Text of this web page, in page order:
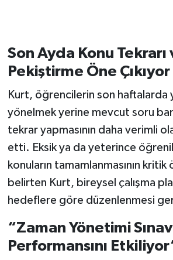
Son Ayda Konu Tekrarı
Pekiştirme Öne Çıkıyor
Kurt, öğrencilerin son haftalarda
yönelmek yerine mevcut soru
tekrar yapmasının daha verimli
etti. Eksik ya da yeterince
konuların tamamlanmasının kritik
belirten Kurt, bireysel çalışma
hedeflere göre düzenlenmesi
“Zaman Yönetimi Sınav
Performansını